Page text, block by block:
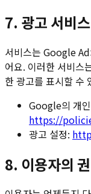
7. 광고 서비스
서비스는 Google
어요. 이러한 서비스
한 광고를 표시할 수
Google의 개
https://
광고 설정:
8. 이용자의